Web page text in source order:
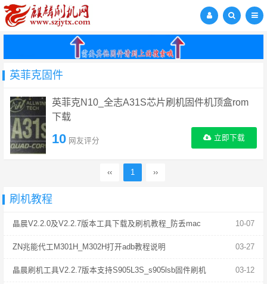
英菲克固件
英菲克N10_全志A31S芯片刷机固件机顶盒rom
下载
10 网友评分 立即下载
‹‹ 1 ››
刷机教程
10-07
晶晨V2.2.0及V2.2.7版本工具下载及刷机教程_防丢mac
03-27
ZN兆能代工M301H_M302H打开adb教程说明
03-12
晶晨刷机工具V2.2.7版本支持S905L3S_s905lsb固件刷机